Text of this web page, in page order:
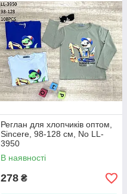
Реглан для хлопчиків оптом,
Sincere, 98-128 см, No LL-
3950
В наявності
278 ₴